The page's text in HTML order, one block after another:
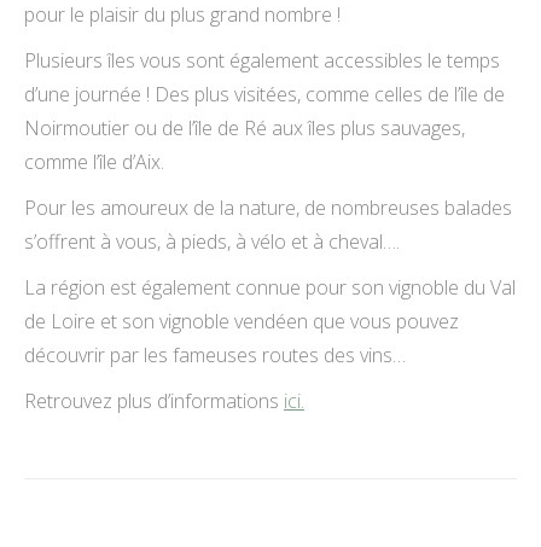
pour le plaisir du plus grand nombre !
Plusieurs îles vous sont également accessibles le temps
d’une journée ! Des plus visitées, comme celles de l’île de
Noirmoutier ou de l’île de Ré aux îles plus sauvages,
comme l’île d’Aix.
Pour les amoureux de la nature, de nombreuses balades
s’offrent à vous, à pieds, à vélo et à cheval….
La région est également connue pour son vignoble du Val
de Loire et son vignoble vendéen que vous pouvez
découvrir par les fameuses routes des vins…
Retrouvez plus d’informations ici.